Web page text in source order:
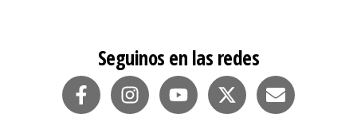
Seguinos en las redes